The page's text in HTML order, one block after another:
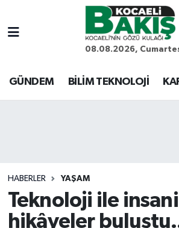
08.08.2026,
GÜNDEM BİLİM TEKNOLOJİ
HABERLER YAŞAM
Teknoloji ile insani
hikâyeler
Kocaeli Nöbetçi Eczaneler
Kocaeli Hava Durumu
Son Dakika Haberleri